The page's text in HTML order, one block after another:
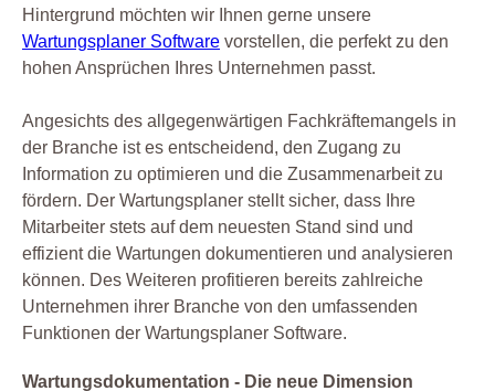
Hintergrund möchten wir Ihnen gerne unsere
Wartungsplaner Software vorstellen, die perfekt zu den
hohen Ansprüchen Ihres Unternehmen passt.
Angesichts des allgegenwärtigen Fachkräftemangels in
der Branche ist es entscheidend, den Zugang zu
Information zu optimieren und die Zusammenarbeit zu
fördern. Der Wartungsplaner stellt sicher, dass Ihre
Mitarbeiter stets auf dem neuesten Stand sind und
effizient die Wartungen dokumentieren und analysieren
können. Des Weiteren profitieren bereits zahlreiche
Unternehmen ihrer Branche von den umfassenden
Funktionen der Wartungsplaner Software.
Wartungsdokumentation - Die neue Dimension